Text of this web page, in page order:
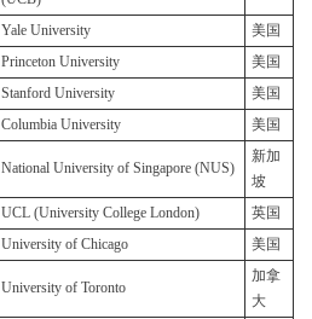
Yale University
美国
Princeton University
美国
Stanford University
美国
Columbia University 美国
National University of Singapore (NUS)
新加
坡
UCL (University College London)
英国
University of Chicago 美国
University of Toronto
加拿
大